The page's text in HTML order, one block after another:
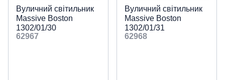
Вуличний світильник
Massive Boston
1302/01/30
62967
Вуличний світильник
Massive Boston
1302/01/31
62968